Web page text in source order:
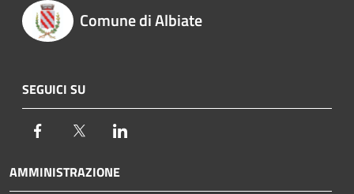
Comune di Albiate
SEGUICI SU
Facebook Twitter
AMMINISTRAZIONE